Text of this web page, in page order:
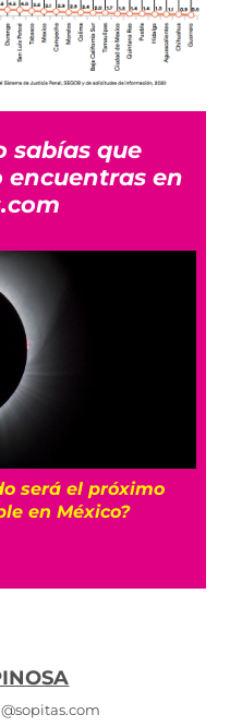
sabías que
encuentras en
qué genera tanta